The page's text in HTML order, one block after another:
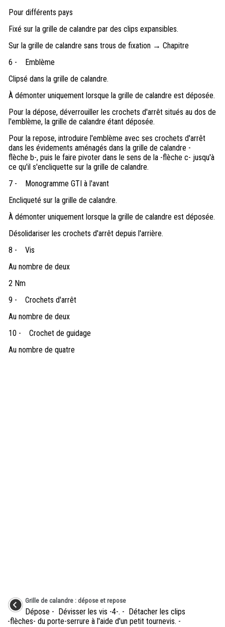
Pour différents pays
Fixé sur la grille de calandre par des clips expansibles.
Sur la grille de calandre sans trous de fixation → Chapitre
6 -
Emblème
Clipsé dans la grille de calandre.
À démonter uniquement lorsque la grille de calandre est déposée.
Pour la dépose, déverrouiller les crochets d'arrêt situés au dos de
l'emblème, la grille de calandre étant déposée.
Pour la repose, introduire l'emblème avec ses crochets d'arrêt
dans les évidements aménagés dans la grille de calandre -
flèche b-, puis le faire pivoter dans le sens de la -flèche c- jusqu'à
ce qu'il s'encliquette sur la grille de calandre.
7 -
Monogramme GTI à l'avant
Encliqueté sur la grille de calandre.
À démonter uniquement lorsque la grille de calandre est déposée.
Désolidariser les crochets d'arrêt depuis l'arrière.
8 -
Vis
Au nombre de deux
2 Nm
9 -
Crochets d'arrêt
Au nombre de deux
10 -
Crochet de guidage
Au nombre de quatre
Grille de calandre : dépose et repose
Dépose - Dévisser les vis -4-. - Détacher les clips
-flèches- du porte-serrure à l'aide d'un petit tournevis. -